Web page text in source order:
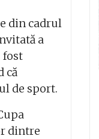
din cadrul
a
fost
că
de sport.
dintre